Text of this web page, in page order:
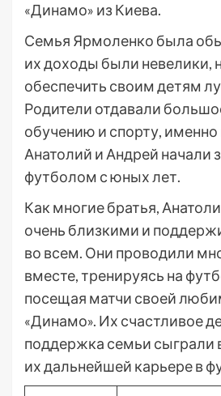
«Динамо» из Киева.
Семья Ярмоленко была
их доходы были невелики,
обеспечить своим детям
Родители отдавали
обучению и спорту,
Анатолий и Андрей начали
футболом с юных лет.
Как многие братья,
очень близкими и
во всем. Они проводили
вместе, тренируясь на
посещая матчи своей
«Динамо». Их счастливое
поддержка семьи сыграли
их дальнейшей карьере в